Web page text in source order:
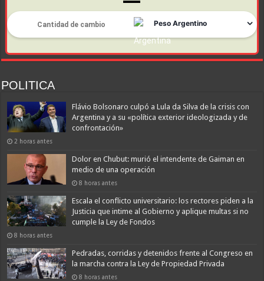
POLITICA
Flávio Bolsonaro culpó a Lula da Silva de la crisis con
Argentina y a su «política exterior ideologizada y de
confrontación»
2 horas antes
Dolor en Chubut: murió el intendente de Gaiman en
medio de una operación
8 horas antes
Escala el conflicto universitario: los rectores piden a la
Justicia que intime al Gobierno y aplique multas si no
cumple la Ley de Fondos
8 horas antes
Pedradas, corridas y detenidos frente al Congreso en
la marcha contra la Ley de Propiedad Privada
8 horas antes